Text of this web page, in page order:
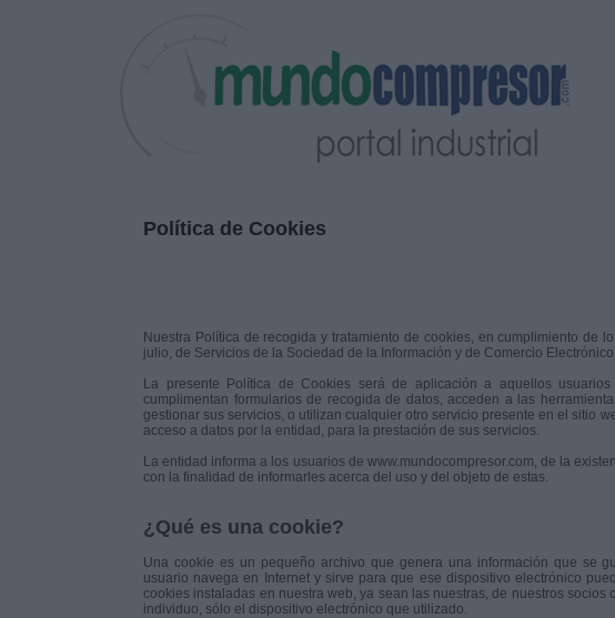
Política de Cookies
Nuestra Política de recogida y tratamiento de cookies, en cumplimiento de
julio, de Servicios de la Sociedad de la Información y de Comercio
La presente Política de Cookies será de aplicación a aquellos usuarios
cumplimentan formularios de recogida de datos, acceden a las
gestionar sus servicios, o utilizan cualquier otro servicio presente en el sitio
acceso a datos por la entidad, para la prestación de sus servicios.
La entidad informa a los usuarios de www.mundocompresor.com, de la
con la finalidad de informarles acerca del uso y del objeto de estas.
¿Qué es una cookie?
Una cookie es un pequeño archivo que genera una información que se
usuario navega en Internet y sirve para que ese dispositivo electrónico
cookies instaladas en nuestra web, ya sean las nuestras, de nuestros
individuo, sólo el dispositivo electrónico que utilizado.